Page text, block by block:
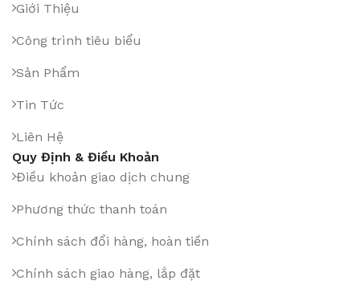
Giới Thiệu
Công trình tiêu biểu
Sản Phẩm
Tin Tức
Liên Hệ
Quy Định & Điều Khoản
Điều khoản giao dịch chung
Phương thức thanh toán
Chính sách đổi hàng, hoàn tiền
Chính sách giao hàng, lắp đặt